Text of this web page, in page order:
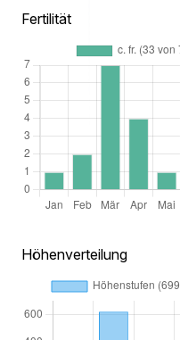
Fertilität
Höhenverteilung